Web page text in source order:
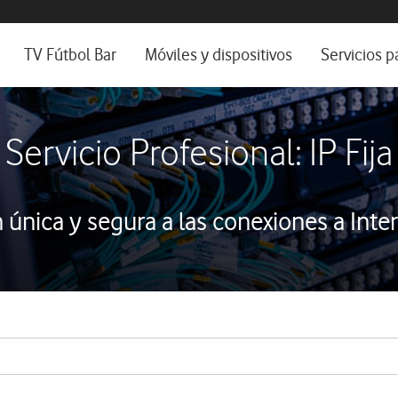
e idioma
de Fibra óptica
de Fibra
Fibras
TV Fútbol Bar Móviles y dispositivos
Catálogo de móviles
Ordenadores
Ver todos
Servicios
Servicios
Por ser
Blog
Servicio Profesional: IP Fija
y segura a las conexiones a